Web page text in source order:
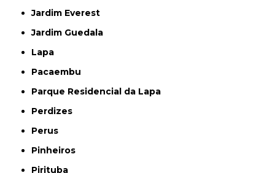
Jardim Everest
Jardim Guedala
Lapa
Pacaembu
Parque Residencial da Lapa
Perdizes
Perus
Pinheiros
Pirituba